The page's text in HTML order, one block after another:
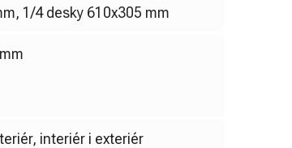
1/4 desky 610x305 mm
interiér i exteriér